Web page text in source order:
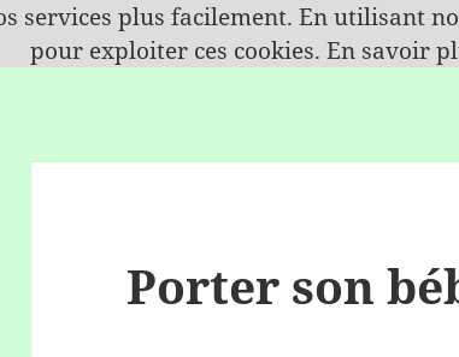
Porter son
services plus facilement. En utilisant
pour exploiter ces cookies. En savoir